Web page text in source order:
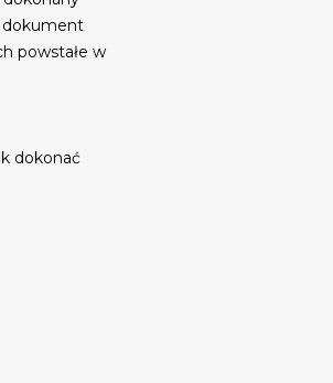
dokument
powstałe w
dokonać